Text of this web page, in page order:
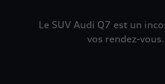
Le SUV Audi Q7 est un
vos rendez-